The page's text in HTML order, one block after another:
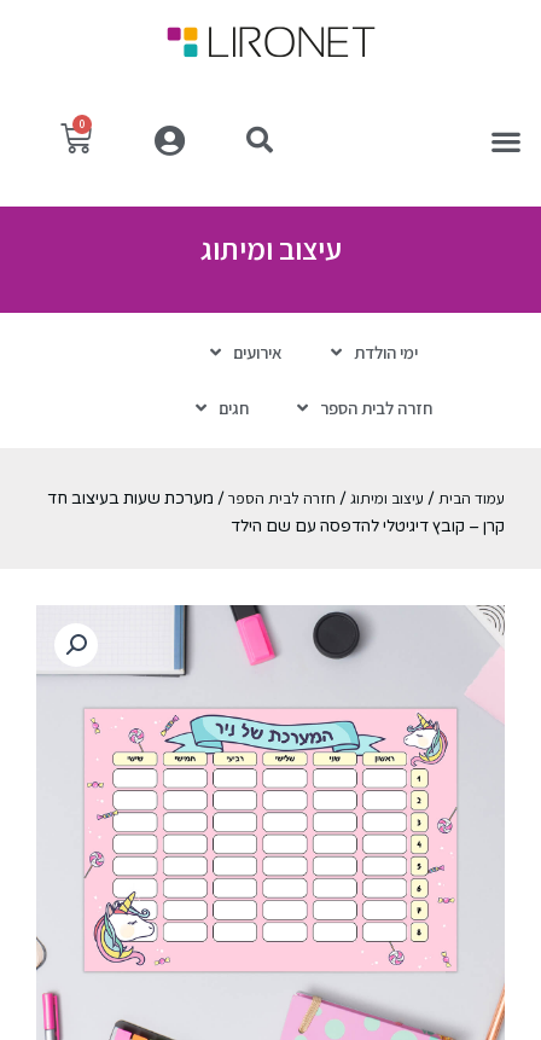
0
עיצוב ומיתוג
ימי הולדת אירועים
חזרה לבית הספר חגים
עמוד הבית/ עיצוב ומיתוג/ חזרה לבית הספר/ מערכת שעות בעיצוב חד
קרן – קובץ דיגיטלי להדפסה עם שם הילד